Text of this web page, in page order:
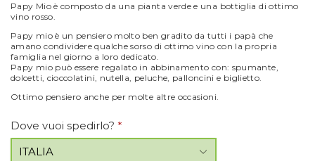
Papy Mio è composto da una pianta verde e una bottiglia di ottimo
vino rosso.
Papy mio è un pensiero molto ben gradito da tutti i papà che
amano condividere qualche sorso di ottimo vino con la propria
famiglia nel giorno a loro dedicato.
Papy mio può essere regalato in abbinamento con: spumante,
dolcetti, cioccolatini, nutella, peluche, palloncini e biglietto.
Ottimo pensiero anche per molte altre occasioni.
Dove vuoi spedirlo? *